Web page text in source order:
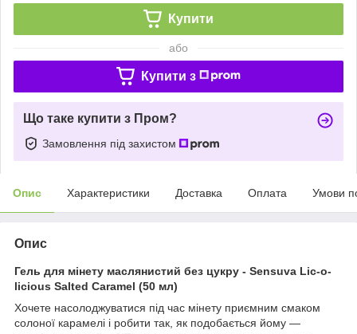
Купити
або
Купити з
Що таке купити з Пром?
Замовлення під захистом
Опис Характеристики Доставка Оплата Умови
Опис
Гель для мінету маслянистий без цукру - Sensuva Lic-o-
licious Salted Caramel (50 мл)
Хочете насолоджуватися під час мінету приємним смаком
солоної карамелі і робити так, як подобається йому —